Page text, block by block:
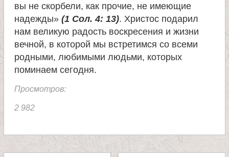
н
в
вы не скорбели, как прочие, не имеющие
надежды» (1 Сол. 4: 13). Христос подарил
нам великую радость воскресения и жизни
вечной, в которой мы встретимся со всеми
родными, любимыми людьми, которых
поминаем сегодня.
Просмотров:
2 982